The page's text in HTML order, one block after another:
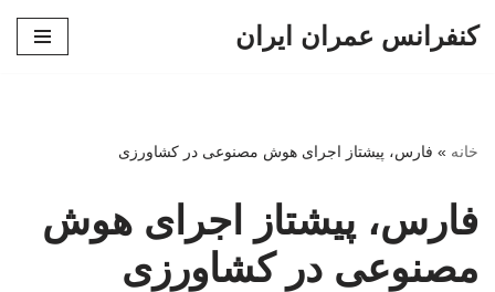
کنفرانس عمران ایران
خانه » فارس، پیشتاز اجرای هوش مصنوعی در کشاورزی
فارس، پیشتاز اجرای هوش
مصنوعی در کشاورزی